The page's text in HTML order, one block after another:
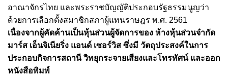
อาณาจักรไทย และพระราชบัญญัติประกอบรัฐธรรมนูญว่า
ด้วยการเลือกตั้งสมาชิกสภาผู้แทนราษฎร พ.ศ. 2561
เนื่องจากผู้คัดค้านเป็นหุ้นส่วนผู้จัดการของ ห้างหุ้นส่วนจํากัด
มาร์ส เอ็นจิเนียริ่ง แอนด์ เซอร์วิส ซึ่งมี วัตถุประสงค์ในการ
ประกอบกิจการสถานี วิทยุกระจายเสียงและโทรทัศน์ และออก
หนังสือพิมพ์